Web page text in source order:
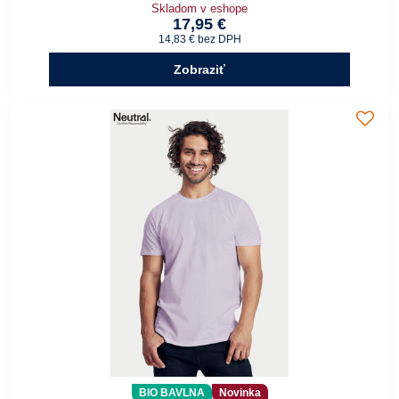
Skladom v eshope
17,95 €
14,83 € bez DPH
Zobraziť
BIO BAVLNA Novinka